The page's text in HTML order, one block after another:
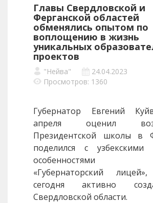
Главы Свердловской и
Ферганской областей
обменялись опытом по
воплощению в жизнь
уникальных
проектов
"Нейва"
24.04.2023
Просмотров: 1360
Губернатор Евгений
апреля оценил
Президентской школы в
поделился с узбекскими
особенностями
«Губернаторский
сегодня активно
Свердловской области.